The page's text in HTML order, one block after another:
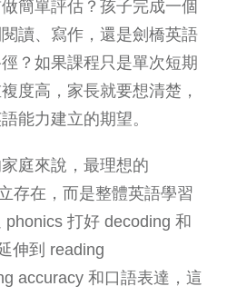
簡單評估？孩子完成一個
讀、寫作，還是劍橋英語
？如果課程只是單次短期
度高，家長就要想清楚，
能力建立的期望。
庭來說，最理想的
存在，而是整體英語學習
打好 decoding 和
伸到 reading
accuracy 和口語表達，這